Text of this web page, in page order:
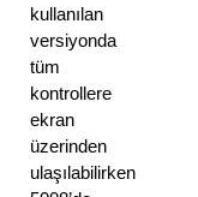
kullanılan
versiyonda
tüm
kontrollere
ekran
üzerinden
ulaşılabilirken